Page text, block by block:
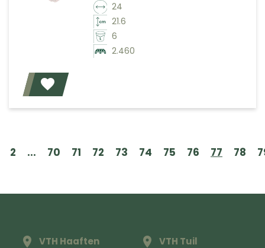
24
21.6
6
2.460
2 ... 70 71 72 73 74 75 76 77 78
VTH Haaften VTH Tuil